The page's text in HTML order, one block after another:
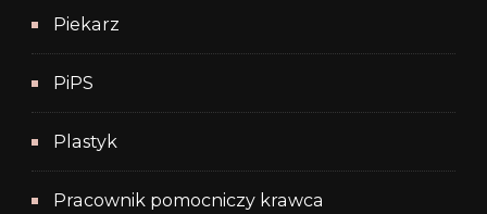
Piekarz
PiPS
Plastyk
Pracownik pomocniczy krawca